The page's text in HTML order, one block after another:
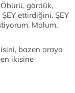
gördük,
ettirdiğini. ŞEY
Malum,
bazen araya
ikisine